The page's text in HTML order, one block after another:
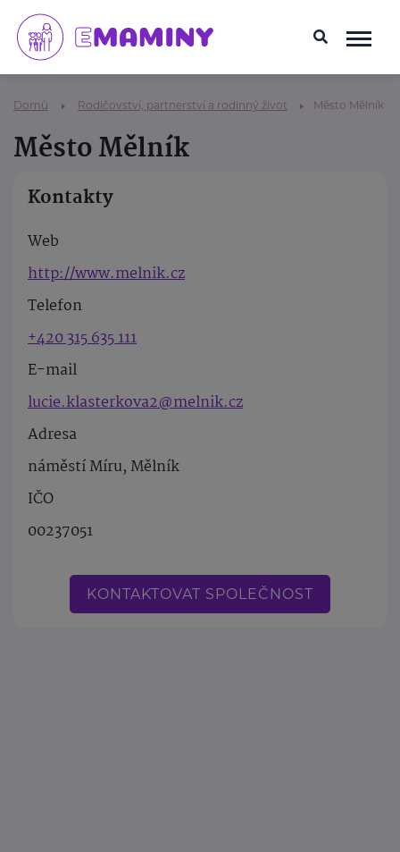
Domů Rodičovství, partnerství a rodinný život Město Mělník
Město Mělník
Kontakty
Web
http://www.melnik.cz
Telefon
+420 315 635 111
E-mail
lucie.klasterkova2@melnik.cz
Adresa
náměstí Míru, Mělník
IČO
00237051
KONTAKTOVAT SPOLEČNOST